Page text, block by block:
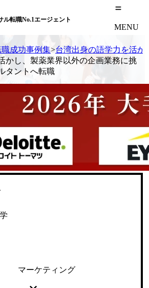
ル転職No.1エージェント
MENU
職成功事例集>台湾出身の語学力を活
かし、製薬業界以外の企画業務に挑
タントへ転職
マーケティング